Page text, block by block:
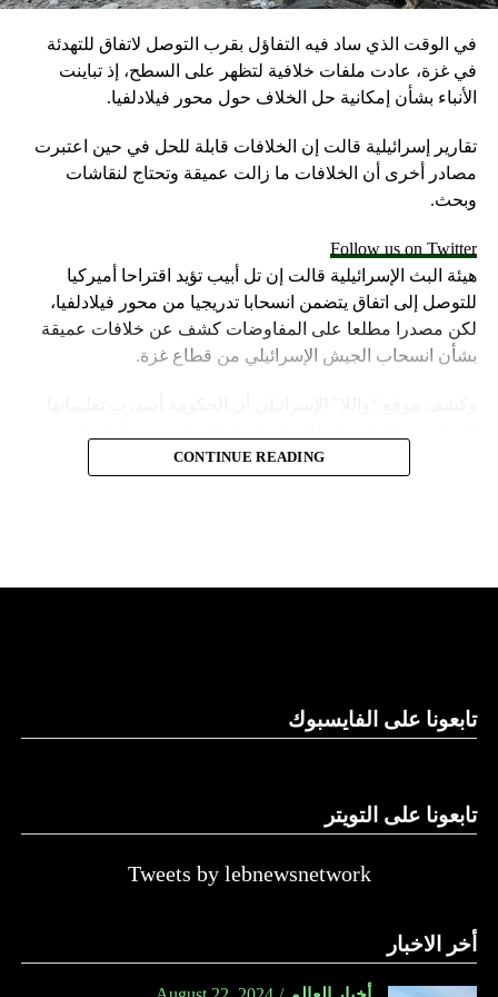
في الوقت الذي ساد فيه التفاؤل بقرب التوصل لاتفاق للتهدئة
في غزة، عادت ملفات خلافية لتظهر على السطح، إذ تباينت
الأنباء بشأن إمكانية حل الخلاف حول محور فيلادلفيا.
تقارير إسرائيلية قالت إن الخلافات قابلة للحل في حين اعتبرت
مصادر أخرى أن الخلافات ما زالت عميقة وتحتاج لنقاشات
وبحث.
Follow us on Twitter
هيئة البث الإسرائيلية قالت إن تل أبيب تؤيد اقتراحا أميركيا
للتوصل إلى اتفاق يتضمن انسحابا تدريجيا من محور فيلادلفيا،
لكن مصدرا مطلعا على المفاوضات كشف عن خلافات عميقة
بشأن انسحاب الجيش الإسرائيلي من قطاع غزة.
موقف إسرائيل في محادثات الهدنة.
ووسط هذا المشهد، يأتي وصول وزير الخارجية الأميركي أنتوني
بلينكن إلى إسرائيل في جولة هي العاشرة له للمنطقة منذ السابع
زيارة تأتي في إطار الجهود الدبلوماسية المكثفة التي تبذلها
واشنطن للدفع بالمفاوضات والتوصل إلى اتفاق لوقف لإطلاق
الضغوط يجب أن تتوجه إلى حماس، وليس على حكومته.
كما وقال بيان من مكتب نتنياهو إنه مصر على بقاء القوات
CONTINUE READING
تابعونا على الفايسبوك
تابعونا على التويتر
Tweets by lebnewsnetwork
أخر الاخبار